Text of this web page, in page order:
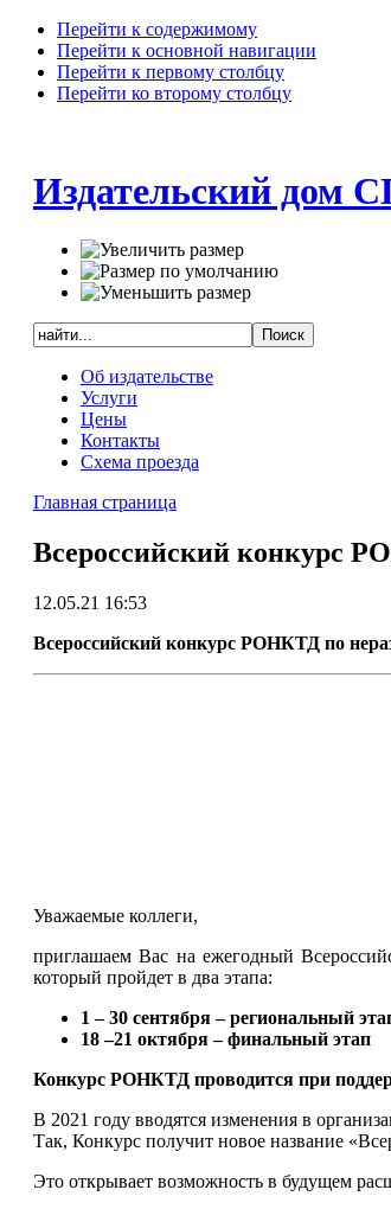
Перейти к содержимому
Перейти к основной навигации
Перейти к первому столбцу
Перейти ко второму столбцу
Издательский дом
Об издательстве
Услуги
Цены
Контакты
Схема проезда
Главная страница
Всероссийский конкурс
12.05.21 16:53
Всероссийский конкурс РОНКТД по
Уважаемые коллеги,
приглашаем Вас на ежегодный
который пройдет в два этапа:
1 – 30 сентября – региональный
18 –21 октября – финальный этап
Конкурс РОНКТД проводится при
В 2021 году вводятся изменения в
Так, Конкурс получит новое название
Это открывает возможность в будущем